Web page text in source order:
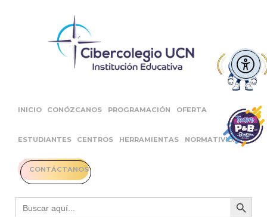
INICIO CONÓZCANOS PROGRAMACIÓN OFERTA
ESTUDIANTES CENTROS HERRAMIENTAS NORMATIVIDAD
CONTÁCTANOS
Buscar: Botón